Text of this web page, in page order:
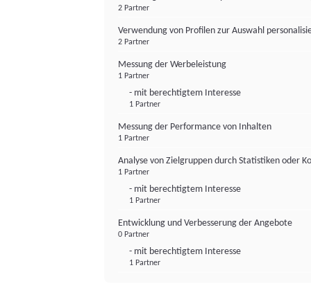
2 Partner
Verwendung von Profilen zur Auswahl
2 Partner
Messung der Werbeleistung
1 Partner
- mit berechtigtem Interesse
1 Partner
Messung der Performance von Inhalten
1 Partner
Analyse von Zielgruppen durch Statistiken oder
1 Partner
- mit berechtigtem Interesse
1 Partner
Entwicklung und Verbesserung der Angebote
0 Partner
- mit berechtigtem Interesse
1 Partner